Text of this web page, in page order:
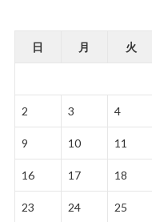
日
月 火
2 3 4
9 10 11
16 17 18
23 24 25